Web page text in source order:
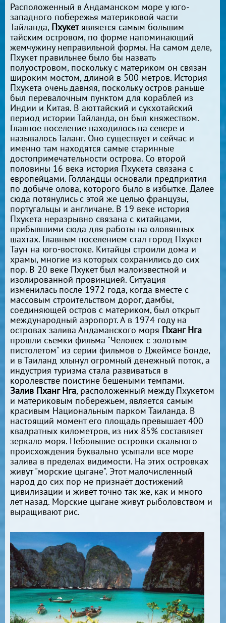
Расположенный в Андаманском море у юго-
западного побережья материковой части
Тайланда, Пхукетявляется самым большим
тайским островом, по форме напоминающий
жемчужину неправильной формы. На самом деле,
Пхукет правильнее было бы назвать
полуостровом, поскольку с материком он связан
широким мостом, длиной в 500 метров. История
Пхукета очень давняя, поскольку остров раньше
был перевалочным пунктом для кораблей из
Индии и Китая. В аюттайский и сукхотайский
период истории Тайланда, он был княжеством.
Главное поселение находилось на севере и
называлось Таланг. Оно существует и сейчас и
именно там находятся самые старинные
достопримечательности острова. Со второй
половины 16 века история Пхукета связана с
европейцами. Голландцы основали предприятия
по добыче олова, которого было в избытке. Далее
сюда потянулись с этой же целью французы,
португальцы и англичане. В 19 веке история
Пхукета неразрывно связана с китайцами,
прибывшими сюда для работы на оловянных
шахтах. Главным поселением стал город Пхукет
Таун на юго-востоке. Китайцы строили дома и
храмы, многие из которых сохранились до сих
пор. В 20 веке Пхукет был малоизвестной и
изолированной провинцией. Ситуация
изменилась после 1972 года, когда вместе с
массовым строительством дорог, дамбы,
соединяющей остров с материком, был открыт
международный аэропорт. А в 1974 году на
островах залива Андаманского моря Пханг Нга
прошли съемки фильма "Человек с золотым
пистолетом" из серии фильмов о Джеймсе Бонде,
и в Таиланд хлынул огромный денежный поток, а
индустрия туризма стала развиваться в
королевстве поистине бешеными темпами.
Залив Пханг Нга, расположенный между Пхукетом
и материковым побережьем, является самым
красивым Национальным парком Таиланда. В
настоящий момент его площадь превышает 400
квадратных километров, из них 85% составляет
зеркало моря. Небольшие островки скального
происхождения буквально усыпали все море
залива в пределах видимости. На этих островках
живут "морские цыгане". Этот малочисленный
народ до сих пор не признаёт достижений
цивилизации и живёт точно так же, как и много
лет назад. Морские цыгане живут рыболовством и
выращивают рис.